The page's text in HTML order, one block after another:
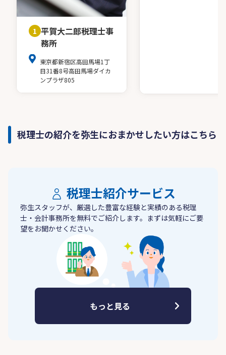
1 平賀大二郎税理士事
務所
東京都新宿区高田馬場1丁
目31番8号高田馬場ダイカ
ンプラザ805
税理士の紹介を弥生におまかせしたい方はこちら
税理士紹介サービス
弥生スタッフが、厳選した豊富な経験と実績のある税理
士・会計事務所を無料でご紹介します。まずは気軽にご要
望をお聞かせください。
もっと見る